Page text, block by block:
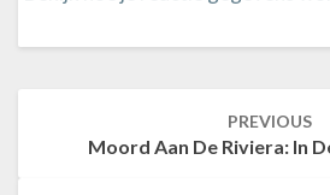
navigation
PREVIOUS
Moord Aan De Riviera: In